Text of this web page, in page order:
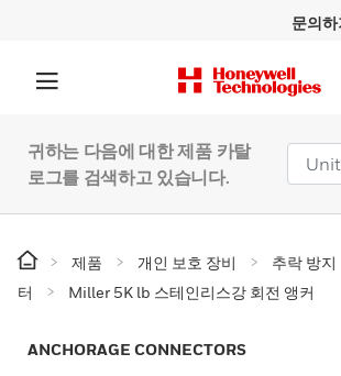
문의하
귀하는 다음에 대한 제품 카탈
로그를 검색하고 있습니다.
제품 개인 보호 장비 추락 방지
터
Miller 5K lb 스테인리스강 회전 앵커
ANCHORAGE CONNECTORS